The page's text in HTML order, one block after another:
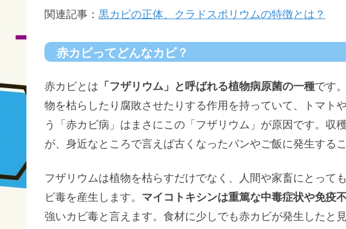
関連記事： 黒カビの正体、クラドスポリウムの特徴とは？
赤カビってどんなカビ？
赤カビとは 「フザリウム」と呼ばれる植物病原菌の一種です
物を枯らしたり腐敗させたりする作用を持っていて、トマト
う「赤カビ病」はまさにこの「フザリウム」が原因です。収
が、身近なところで言えば古くなったパンやご飯に発生する
フザリウムは植物を枯らすだけでなく、人間や家畜にとって
ビ毒を産生します。 マイコトキシンは重篤な中毒症状や免疫
強いカビ毒と言えます。食材に少しでも赤カビが発生したと